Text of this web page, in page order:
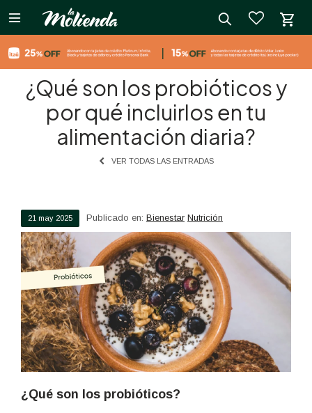

¿Qué son los probióticos y
por qué incluirlos en tu
alimentación diaria?
VER TODAS LAS ENTRADAS
21 may 2025 Publicado en: Bienestar Nutrición
¿Qué son los probióticos?